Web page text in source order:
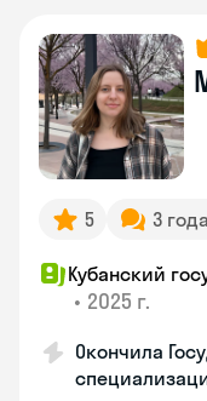
5 3
Кубанский
• 2025 г.
Окончила